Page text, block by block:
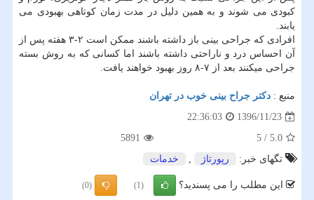
کبودی می شوند و به همین دلیل در مدت زمان کوتاهی بهبودی می
یابند.
افرادی که جراحی بینی باز داشته باشند ممکن است ۲-۳ هفته پس از
آن احساس درد و ناراحتی داشته باشند اما کسانی که به روش بسته
جراحی میکنند بعد از ۷-۸ روز بهبود خواهند یافت.
منبع : دکتر جراح بینی خوب در تهران
1396/11/23
22:36:03
5.0
/
5
5891
تگهای خبر:
رپورتاژ , خدمات
این مطلب را می پسندید؟ (1)
(0)